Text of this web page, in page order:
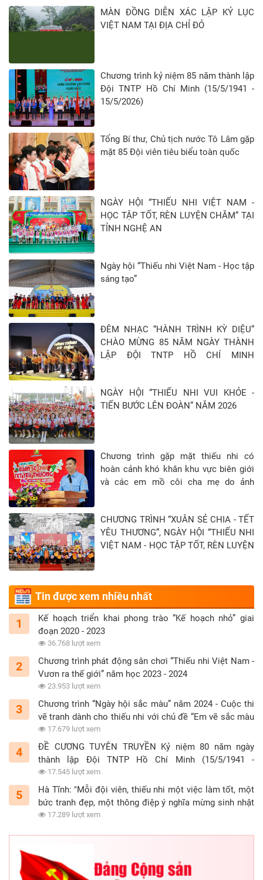
MÀN ĐỒNG DIỄN XÁC LẬP KỶ LỤC
VIỆT NAM TẠI ĐỊA CHỈ ĐỎ
Chương trình kỷ niệm 85 năm thành lập
Đội TNTP Hồ Chí Minh (15/5/1941 -
15/5/2026)
Tổng Bí thư, Chủ tịch nước Tô Lâm gặp
mặt 85 Đội viên tiêu biểu toàn quốc
NGÀY HỘI “THIẾU NHI VIỆT NAM -
HỌC TẬP TỐT, RÈN LUYỆN CHĂM” TẠI
TỈNH NGHỆ AN
Ngày hội “Thiếu nhi Việt Nam - Học tập
sáng tạo”
ĐÊM NHẠC “HÀNH TRÌNH KỲ DIỆU”
CHÀO MỪNG 85 NĂM NGÀY THÀNH
LẬP ĐỘI TNTP HỒ CHÍ MINH
NGÀY HỘI “THIẾU NHI VUI KHỎE -
TIẾN BƯỚC LÊN ĐOÀN” NĂM 2026
Chương trình gặp mặt thiếu nhi có
hoàn cảnh khó khăn khu vực biên giới
và các em mồ côi cha mẹ do ảnh
chia - Tết yêu thương” năm 2026
CHƯƠNG TRÌNH “XUÂN SẺ CHIA - TẾT
YÊU THƯƠNG”, NGÀY HỘI “THIẾU NHI
VIỆT NAM - HỌC TẬP TỐT, RÈN LUYỆN
Tin được xem nhiều nhất
1
Kế hoạch triển khai phong trào “Kế hoạch nhỏ” giai
đoạn 2020 - 2023
36.768 lượt xem
2
Chương trình phát động sân chơi “Thiếu nhi Việt Nam -
Vươn ra thế giới” năm học 2023 - 2024
23.953 lượt xem
3
Chương trình “Ngày hội sắc màu” năm 2024 - Cuộc thi
vẽ tranh dành cho thiếu nhi với chủ đề “Em vẽ sắc màu
tình nguyện”
17.679 lượt xem
4
ĐỀ CƯƠNG TUYÊN TRUYỀN Kỷ niệm 80 năm ngày
thành lập Đội TNTP Hồ Chí Minh (15/5/1941 -
15/5/2021)
17.545 lượt xem
5
Hà Tĩnh: "Mỗi đội viên, thiếu nhi một việc làm tốt, một
bức tranh đẹp, một thông điệp ý nghĩa mừng sinh nhật
Đội"17.289 lượt xem